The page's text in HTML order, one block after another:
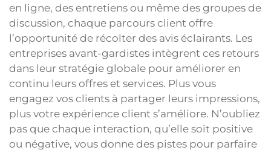
en ligne, des entretiens ou même des groupes de
discussion, chaque parcours client offre
l’opportunité de récolter des avis éclairants. Les
entreprises avant-gardistes intègrent ces retours
dans leur stratégie globale pour améliorer en
continu leurs offres et services. Plus vous
engagez vos clients à partager leurs impressions,
plus votre expérience client s’améliore. N’oubliez
pas que chaque interaction, qu’elle soit positive
ou négative, vous donne des pistes pour parfaire